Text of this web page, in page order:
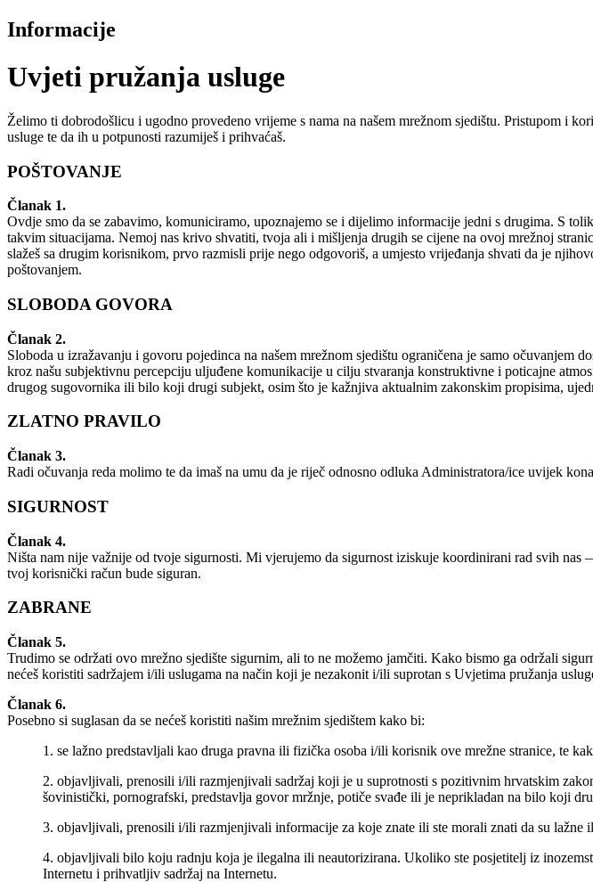
Informacije
Uvjeti pružanja usluge
Želimo ti dobrodošlicu i ugodno provedeno vrijeme s nama na našem mrežnom sjedištu. Pristupom i
usluge te da ih u potpunosti razumiješ i prihvaćaš.
POŠTOVANJE
Članak 1.
Ovdje smo da se zabavimo, komuniciramo, upoznajemo se i dijelimo informacije jedni s drugima. S
takvim situacijama. Nemoj nas krivo shvatiti, tvoja ali i mišljenja drugih se cijene na ovoj mrežnoj
slažeš sa drugim korisnikom, prvo razmisli prije nego odgovoriš, a umjesto vrijeđanja shvati da je
poštovanjem.
SLOBODA GOVORA
Članak 2.
Sloboda u izražavanju i govoru pojedinca na našem mrežnom sjedištu ograničena je samo očuvanjem
kroz našu subjektivnu percepciju uljuđene komunikacije u cilju stvaranja konstruktivne i poticajne
drugog sugovornika ili bilo koji drugi subjekt, osim što je kažnjiva aktualnim zakonskim propisima,
ZLATNO PRAVILO
Članak 3.
Radi očuvanja reda molimo te da imaš na umu da je riječ odnosno odluka Administratora/ice uvijek
SIGURNOST
Članak 4.
Ništa nam nije važnije od tvoje sigurnosti. Mi vjerujemo da sigurnost iziskuje koordinirani rad svih
tvoj korisnički račun bude siguran.
ZABRANE
Članak 5.
Trudimo se održati ovo mrežno sjedište sigurnim, ali to ne možemo jamčiti. Kako bismo ga održali
nećeš koristiti sadržajem i/ili uslugama na način koji je nezakonit i/ili suprotan s Uvjetima pružanja
Članak 6.
Posebno si suglasan da se nećeš koristiti našim mrežnim sjedištem kako bi:
se lažno predstavljali kao druga pravna ili fizička osoba i/ili korisnik ove mrežne stranice, te
objavljivali, prenosili i/ili razmjenjivali sadržaj koji je u suprotnosti s pozitivnim hrvatskim
šovinistički, pornografski, predstavlja govor mržnje, potiče svađe ili je neprikladan na bilo koji
objavljivali, prenosili i/ili razmjenjivali informacije za koje znate ili ste morali znati da su
objavljivali bilo koju radnju koja je ilegalna ili neautorizirana. Ukoliko ste posjetitelj iz
Internetu i prihvatljiv sadržaj na Internetu.